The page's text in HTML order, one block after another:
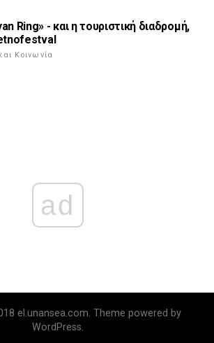
Ring» - και η τουριστική διαδρομή,
Κοινωνία
ad
el.unansea.com. Theme powered by
WordPress.